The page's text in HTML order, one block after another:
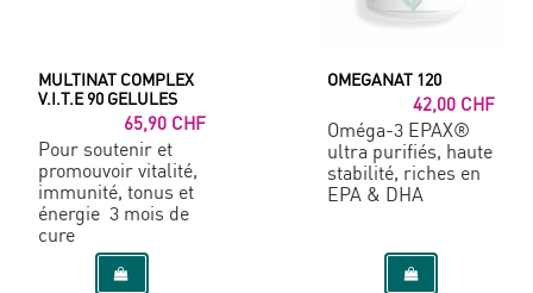
MULTINAT COMPLEX
V.I.T.E 90 GELULES
65,90 CHF
Pour soutenir et
promouvoir vitalité,
immunité, tonus et
énergie 3 mois de
cure
OMEGANAT 120
42,00 CHF
Oméga-3 EPAX®
ultra purifiés, haute
stabilité, riches en
EPA & DHA